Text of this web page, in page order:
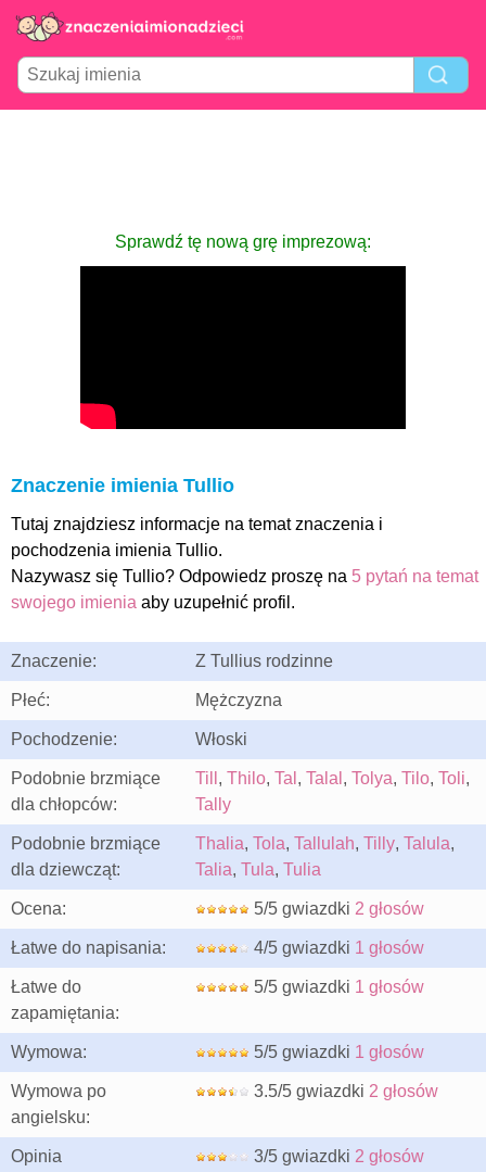
Sprawdź tę nową grę imprezową:
Znaczenie imienia Tullio
Tutaj znajdziesz informacje na temat znaczenia i
pochodzenia imienia Tullio.
Nazywasz się Tullio? Odpowiedz proszę na 5 pytań na temat
swojego imienia aby uzupełnić profil.
Znaczenie: Z Tullius rodzinne
Płeć: Mężczyzna
Pochodzenie: Włoski
Podobnie brzmiące
dla chłopców:
Till , Thilo, Tal , Talal , Tolya, Tilo, Toli,
Tally
Podobnie brzmiące
dla dziewcząt:
Thalia, Tola, Tallulah, Tilly, Talula,
Talia, Tula, Tulia
Ocena: 5/5 gwiazdki 2 głosów
Łatwe do napisania: 4/5 gwiazdki 1 głosów
Łatwe do
zapamiętania:
5/5 gwiazdki 1 głosów
Wymowa: 5/5 gwiazdki 1 głosów
Wymowa po
angielsku:
3.5/5 gwiazdki 2 głosów
Opinia
3/5 gwiazdki 2 głosów